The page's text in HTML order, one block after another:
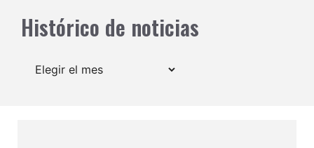
Histórico de noticias
Archivos